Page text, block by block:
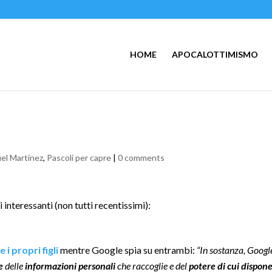
HOME APOCALOTTIMISMO
Martinez, Pascoli per capre |0 comments
interessanti (non tutti recentissimi):
i propri figlimentre Google spia su entrambi: “In sostanza,
delleinformazioni personaliche raccoglie e delpotere di cui